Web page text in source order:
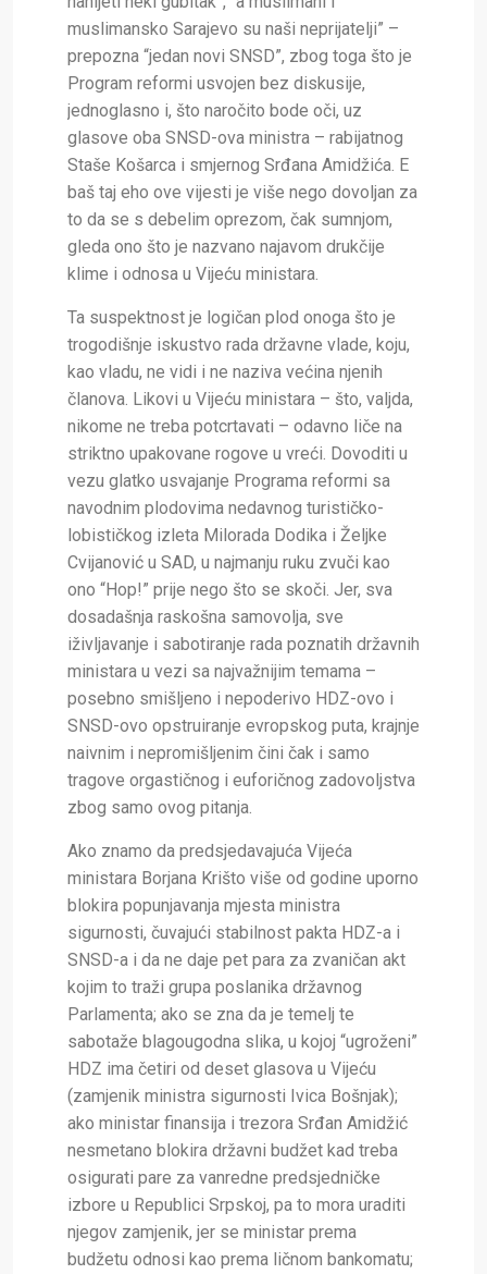
muslimansko Sarajevo su naši neprijatelji” –
prepozna “jedan novi SNSD”, zbog toga što je
Program reformi usvojen bez diskusije,
jednoglasno i, što naročito bode oči, uz
glasove oba SNSD-ova ministra – rabijatnog
Staše Košarca i smjernog Srđana Amidžića. E
baš taj eho ove vijesti je više nego dovoljan za
to da se s debelim oprezom, čak sumnjom,
gleda ono što je nazvano najavom drukčije
klime i odnosa u Vijeću ministara.
Ta suspektnost je logičan plod onoga što je
trogodišnje iskustvo rada državne vlade, koju,
kao vladu, ne vidi i ne naziva većina njenih
članova. Likovi u Vijeću ministara – što, valjda,
nikome ne treba potcrtavati – odavno liče na
striktno upakovane rogove u vreći. Dovoditi u
vezu glatko usvajanje Programa reformi sa
navodnim plodovima nedavnog turističko-
lobističkog izleta Milorada Dodika i Željke
Cvijanović u SAD, u najmanju ruku zvuči kao
ono “Hop!” prije nego što se skoči. Jer, sva
dosadašnja raskošna samovolja, sve
iživljavanje i sabotiranje rada poznatih državnih
ministara u vezi sa najvažnijim temama –
posebno smišljeno i nepoderivo HDZ-ovo i
SNSD-ovo opstruiranje evropskog puta, krajnje
naivnim i nepromišljenim čini čak i samo
tragove orgastičnog i euforičnog zadovoljstva
zbog samo ovog pitanja.
Ako znamo da predsjedavajuća Vijeća
ministara Borjana Krišto više od godine uporno
blokira popunjavanja mjesta ministra
sigurnosti, čuvajući stabilnost pakta HDZ-a i
SNSD-a i da ne daje pet para za zvaničan akt
kojim to traži grupa poslanika državnog
Parlamenta; ako se zna da je temelj te
sabotaže blagougodna slika, u kojoj “ugroženi”
HDZ ima četiri od deset glasova u Vijeću
(zamjenik ministra sigurnosti Ivica Bošnjak);
ako ministar finansija i trezora Srđan Amidžić
nesmetano blokira državni budžet kad treba
osigurati pare za vanredne predsjedničke
izbore u Republici Srpskoj, pa to mora uraditi
njegov zamjenik, jer se ministar prema
budžetu odnosi kao prema ličnom bankomatu;